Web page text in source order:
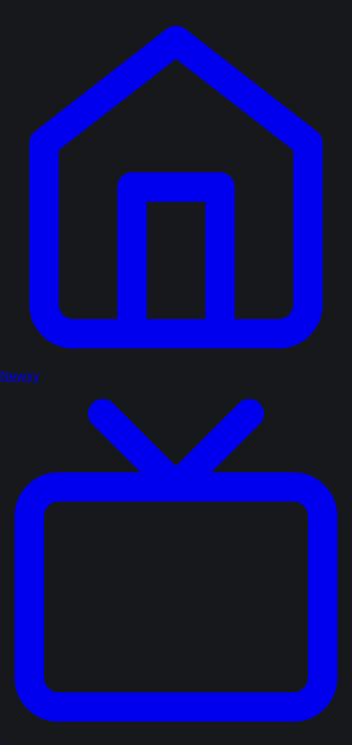
Newsy